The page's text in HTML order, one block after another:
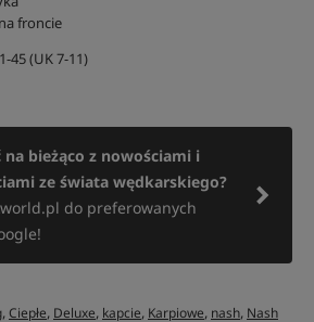
froncie
45 (UK 7-11)
na bieżąco z nowościami i
ze świata wędkarskiego?
do preferowanych
,Ciepłe, Deluxe, kapcie, Karpiowe, nash, Nash